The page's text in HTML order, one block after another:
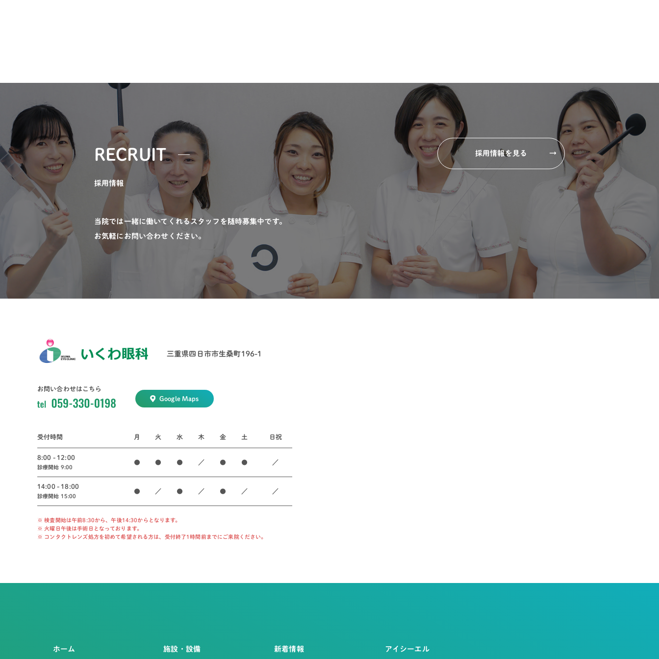
RECRUIT
採用情報
当院では一緒に働いてくれるスタッフを随時募集中です。
お気軽にお問い合わせください。
採用情報を見る →
三重県四日市市生桑町196-1
お問い合わせはこちら
Google Maps
受付時間 月 火 水 木 金 土 日祝
8:00 - 12:00
診療開始 9:00
● ● ● ／ ● ● ／
14:00 - 18:00
診療開始 15:00
● ／ ● ／ ● ／ ／
※ 検査開始は午前8:30から、午後14:30からとなります。
※ 火曜日午後は手術日となっております。
※ コンタクトレンズ処方を初めて希望される方は、受付終了1時間前までにご来院ください。
ホーム 施設・設備 新着情報 アイシーエル